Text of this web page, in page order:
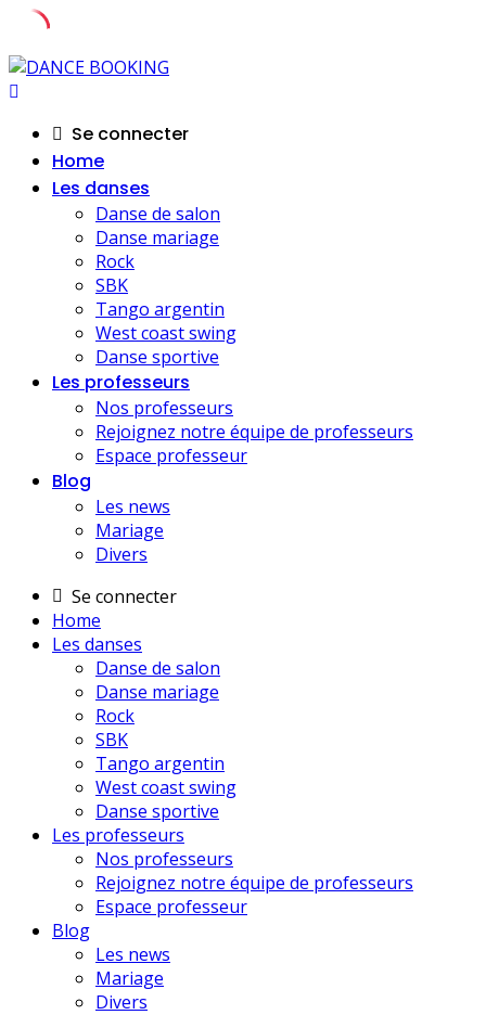
Skip
to
Se connecter
Home
Les danses
Danse de salon
Danse mariage
Rock
SBK
Tango argentin
West coast swing
Danse sportive
Les professeurs
Nos professeurs
Rejoignez notre équipe de professeurs
Espace professeur
Blog
Les news
Mariage
Divers
Se connecter
Home
Les danses
Danse de salon
Danse mariage
Rock
SBK
Tango argentin
West coast swing
Danse sportive
Les professeurs
Nos professeurs
Rejoignez notre équipe de professeurs
Espace professeur
Blog
Les news
Mariage
Divers